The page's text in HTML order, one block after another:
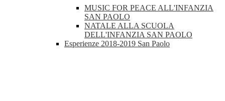
MUSIC FOR PEACE ALL'INFANZIA
SAN PAOLO
NATALE ALLA SCUOLA
DELL'INFANZIA SAN PAOLO
Esperienze 2018-2019 San Paolo